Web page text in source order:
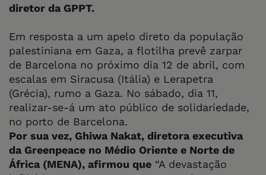
diretor da GPPT.
Em resposta a um apelo direto da população
palestiniana em Gaza, a flotilha prevê zarpar
de Barcelona no próximo dia 12 de abril, com
escalas em Siracusa (Itália) e Lerapetra
(Grécia), rumo a Gaza. No sábado, dia 11,
realizar-se-á um ato público de solidariedade,
no porto de Barcelona.
Por sua vez, Ghiwa Nakat, diretora executiva
da Greenpeace no Médio Oriente e Norte de
África (MENA), afirmou que “A devastação